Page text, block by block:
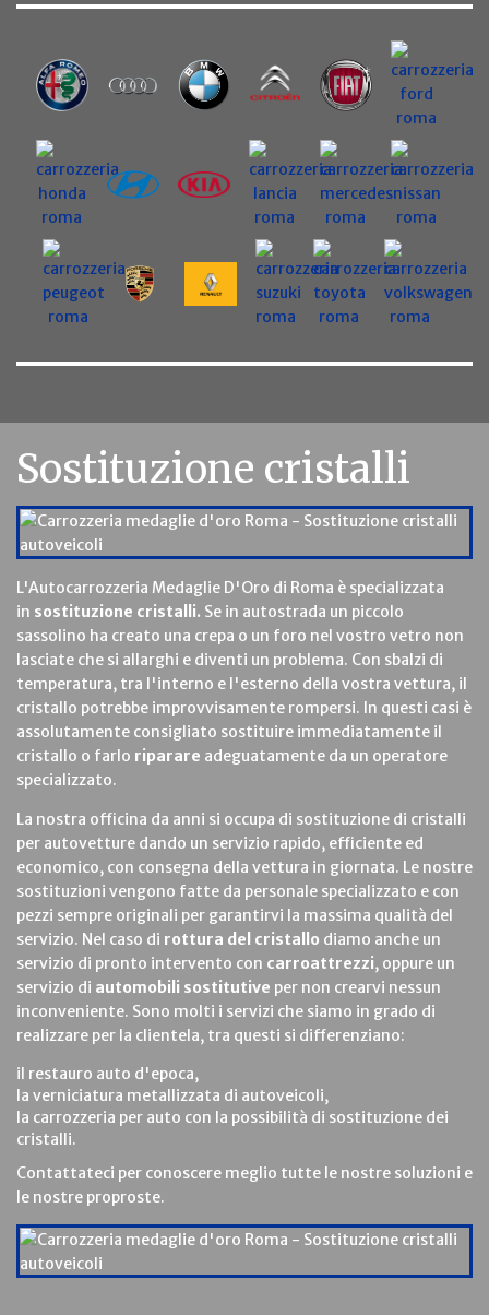
Sostituzione cristalli
L'Autocarrozzeria Medaglie D'Oro di Roma è specializzata
in sostituzione cristalli. Se in autostrada un piccolo
sassolino ha creato una crepa o un foro nel vostro vetro non
lasciate che si allarghi e diventi un problema. Con sbalzi di
temperatura, tra l'interno e l'esterno della vostra vettura, il
cristallo potrebbe improvvisamente rompersi. In questi casi è
assolutamente consigliato sostituire immediatamente il
cristallo o farlo riparare adeguatamente da un operatore
specializzato.
La nostra officina da anni si occupa di sostituzione di cristalli
per autovetture dando un servizio rapido, efficiente ed
economico, con consegna della vettura in giornata. Le nostre
sostituzioni vengono fatte da personale specializzato e con
pezzi sempre originali per garantirvi la massima qualità del
servizio. Nel caso di rottura del cristallo diamo anche un
servizio di pronto intervento con carroattrezzi, oppure un
servizio di automobili sostitutive per non crearvi nessun
inconveniente. Sono molti i servizi che siamo in grado di
realizzare per la clientela, tra questi si differenziano:
il restauro auto d'epoca,
la verniciatura metallizzata di autoveicoli,
la carrozzeria per auto con la possibilità di sostituzione dei
cristalli.
Contattateci per conoscere meglio tutte le nostre soluzioni e
le nostre proproste.